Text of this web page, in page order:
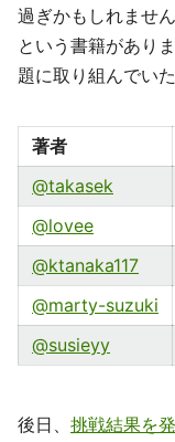
過ぎかもしれません
という書籍があり
題に取り組んでい
著者
@takasek
@lovee
@ktanaka117
@marty-suzuki
@susieyy
後日、 挑戦結果を